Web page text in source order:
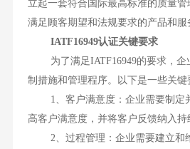
立起一套符合国际最高标准的质量
满足顾客期望和法规要求的产品和服
IATF16949认证关键要求
为了满足IATF16949的要求，企
制措施和管理程序。以下是一些关键
1、客户满意度：企业需要制定
高客户满意度，并将客户反馈纳入持
2、过程管理：企业需要建立和